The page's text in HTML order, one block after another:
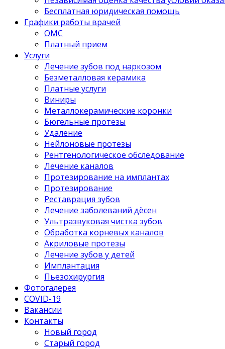
Бесплатная юридическая помощь
Графики работы врачей
ОМС
Платный прием
Услуги
Лечение зубов под наркозом
Безметалловая керамика
Платные услуги
Виниры
Металлокерамические коронки
Бюгельные протезы
Удаление
Нейлоновые протезы
Рентгенологическое обследование
Лечение каналов
Протезирование на имплантах
Протезирование
Реставрация зубов
Лечение заболеваний дёсен
Ультразвуковая чистка зубов
Обработка корневых каналов
Акриловые протезы
Лечение зубов у детей
Имплантация
Пьезохирургия
Фотогалерея
COVID-19
Вакансии
Контакты
Новый город
Старый город